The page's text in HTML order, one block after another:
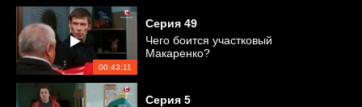
00:43:11
Серия 49
Чего боится участковый
Макаренко?
Серия 5